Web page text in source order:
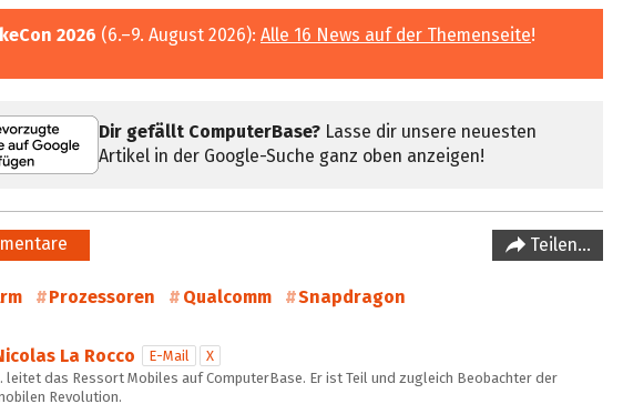
2026 (6.–9. August 2026): Alle 16 News auf der Themenseite!
Dir gefällt ComputerBase? Lasse dir unsere neuesten
Artikel in der Google-Suche ganz oben anzeigen!
Teilen…
Prozessoren Qualcomm Snapdragon
La Rocco E-Mail
X
leitet das Ressort Mobiles auf ComputerBase. Er ist Teil und zugleich Beobachter der
Revolution.